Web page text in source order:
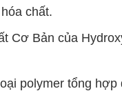
chất.
Cơ Bản của
polymer tổng